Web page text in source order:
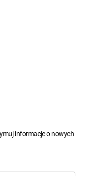
informacje o nowych